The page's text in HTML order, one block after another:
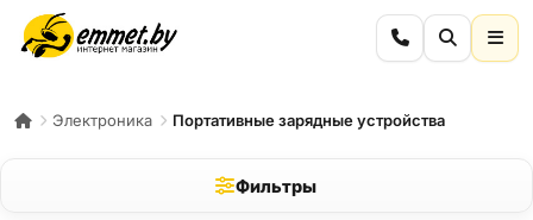
Электроника Портативные зарядные устройства
Фильтры